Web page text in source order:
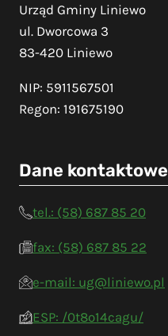
Urząd Gminy Liniewo
ul. Dworcowa 3
83-420 Liniewo
NIP: 5911567501
Regon: 191675190
Dane kontaktowe
tel.: (58) 687 85 20
fax: (58) 687 85 22
e-mail: ug@liniewo.pl
ESP: /0t8o14cagu/